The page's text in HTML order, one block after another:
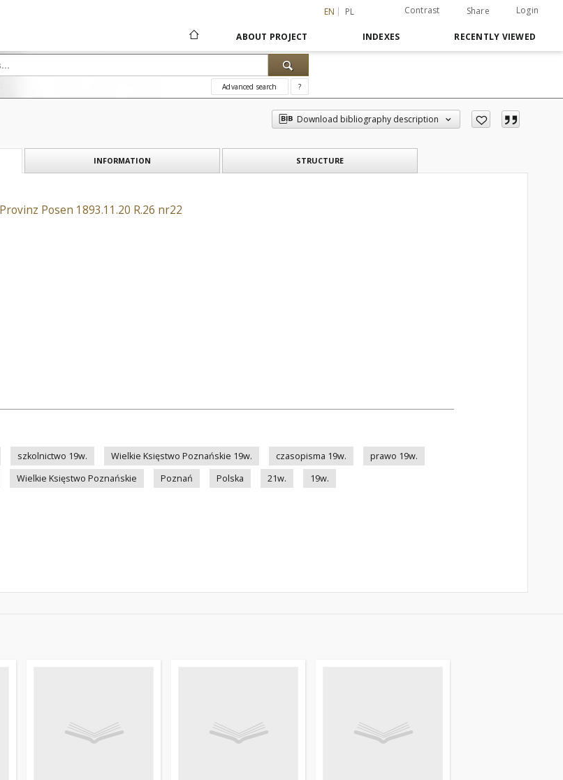
EN PL Contrast Share Login
ABOUT PROJECT INDEXES RECENTLY VIEWED
Advanced search ?
Download bibliography description
INFORMATION STRUCTURE
Posen 1893.11.20 R.26 nr22
szkolnictwo 19w. Wielkie Księstwo Poznańskie 19w. czasopisma 19w.
prawo 19w.
Wielkie Księstwo Poznańskie Poznań Polska 21w. 19w.